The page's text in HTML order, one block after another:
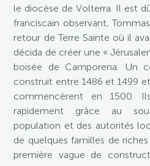
le diocèse de Volterra. Il est
franciscain observant,
retour de Terre Sainte où il
décida de créer une «
boisée de Camporena. Un
construit entre 1486 et 1499
commencèrent en 1500.
rapidement grâce au
population et des autorités
de quelques familles de
première vague de